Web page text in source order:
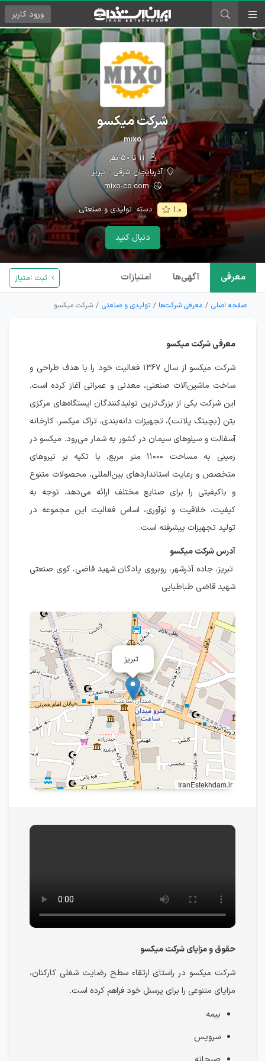
ورود کاربر
شرکت میکسو
mixo
آذربایجان شرقی - تبریز
mixo-co.com
۱.۰ دسته:تولیدی و صنعتی
دنبال کنید
معرفی آگهی‌ها امتیازات ثبت امتیاز
صفحه اصلی معرفی شرکت‌ها تولیدی و صنعتی شرکت میکسو
معرفی شرکت میکسو
شرکت میکسو از سال ۱۳۶۷ فعالیت خود را با هدف طراحی و
ساخت ماشین‌آلات صنعتی، معدنی و عمرانی آغاز کرده است.
این شرکت یکی از بزرگ‌ترین تولیدکنندگان ایستگاه‌های مرکزی
بتن (بچینگ پلانت)، تجهیزات دانه‌بندی، تراک میکسر، کارخانه
آسفالت و سیلوهای سیمان در کشور به شمار می‌رود. میکسو در
زمینی به مساحت ۱۱۰۰۰ متر مربع، با تکیه بر نیروهای
متخصص و رعایت استانداردهای بین‌المللی، محصولات متنوع
و باکیفیتی را برای صنایع مختلف ارائه می‌دهد. توجه به
کیفیت، خلاقیت و نوآوری، اساس فعالیت این مجموعه در
تولید تجهیزات پیشرفته است.
آدرس شرکت میکسو
تبریز، جاده آذرشهر، روبروی پادگان شهید قاضی، کوی صنعتی
شهید قاضی طباطبایی
تبریز
IranEstekhdam.ir
حقوق و مزایای شرکت میکسو
شرکت میکسو در راستای ارتقاء سطح رضایت شغلی کارکنان،
مزایای متنوعی را برای پرسنل خود فراهم کرده است.
بیمه
سرویس